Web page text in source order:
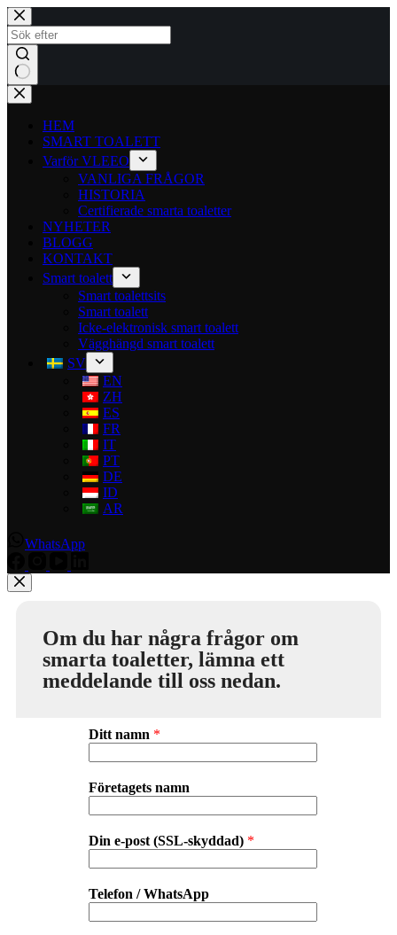
HEM
SMART TOALETT
Varför VLEEO
VANLIGA FRÅGOR
HISTORIA
Certifierade smarta toaletter
NYHETER
BLOGG
KONTAKT
Smart toalett
Smart toalettsits
Smart toalett
Icke-elektronisk smart toalett
Vägghängd smart toalett
SV
EN
ZH
ES
FR
IT
PT
DE
ID
AR
WhatsApp
Om du har några frågor om
smarta toaletter, lämna ett
meddelande till oss nedan.
Ditt namn *
Företagets namn
Din e-post (SSL-skyddad) *
Telefon / WhatsApp